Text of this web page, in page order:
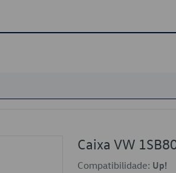
Caixa VW
Compatibilidade: Up!